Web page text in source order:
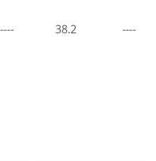
---- 38.2 ----